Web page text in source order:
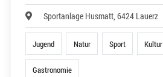
Sportanlage Husmatt, 6424 Lauerz
Jugend Natur Sport Kultur
Gastronomie